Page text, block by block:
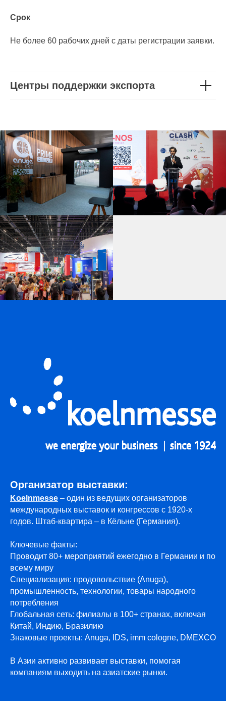
Срок
Не более 60 рабочих дней с даты регистрации заявки.
Центры поддержки экспорта
Организатор выставки:
Koelnmesse – один из ведущих организаторов
международных выставок и конгрессов с 1920-х
годов. Штаб-квартира – в Кёльне (Германия).
Ключевые факты:
Проводит 80+ мероприятий ежегодно в Германии и по
всему миру
Специализация: продовольствие (Anuga),
промышленность, технологии, товары народного
потребления
Глобальная сеть: филиалы в 100+ странах, включая
Китай, Индию, Бразилию
Знаковые проекты: Anuga, IDS, imm cologne, DMEXCO
В Азии активно развивает выставки, помогая
компаниям выходить на азиатские рынки.